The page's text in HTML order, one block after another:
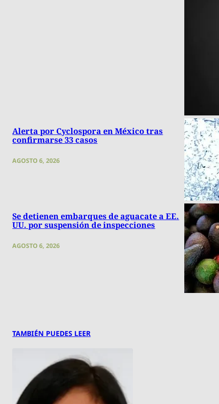
Alerta por Cyclospora en México tras
confirmarse 33 casos
AGOSTO 6, 2026
Se detienen embarques de aguacate a EE.
UU. por suspensión de inspecciones
AGOSTO 6, 2026
TAMBIÉN PUEDES LEER